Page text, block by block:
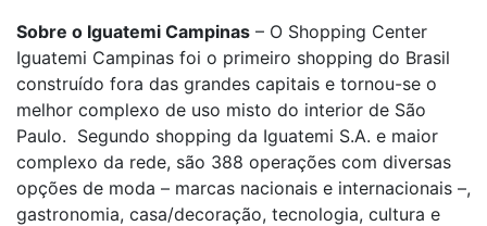
Sobre o Iguatemi Campinas – O Shopping Center
Iguatemi Campinas foi o primeiro shopping do Brasil
construído fora das grandes capitais e tornou-se o
melhor complexo de uso misto do interior de São
Paulo. Segundo shopping da Iguatemi S.A. e maior
complexo da rede, são 388 operações com diversas
opções de moda – marcas nacionais e internacionais –,
gastronomia, casa/decoração, tecnologia, cultura e